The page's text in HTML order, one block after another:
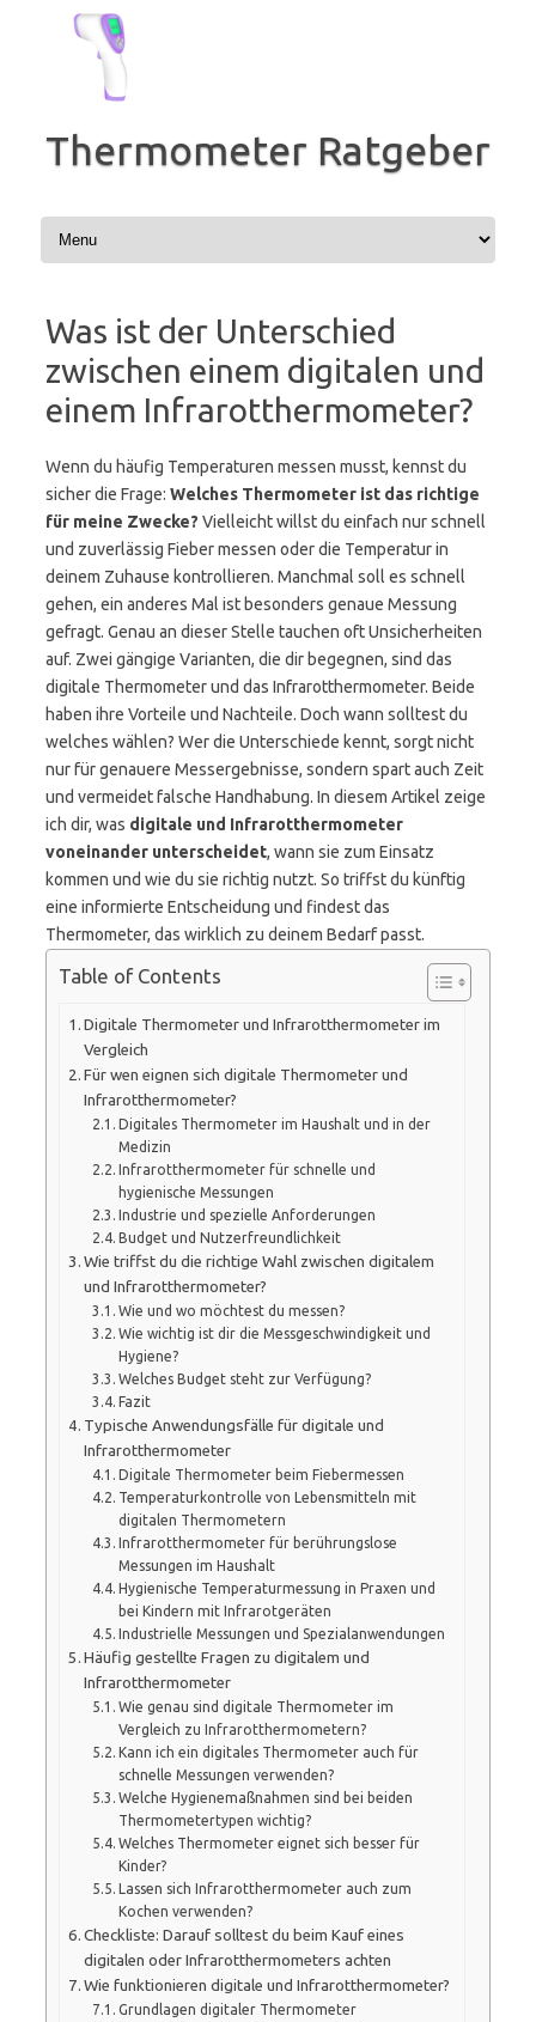
springen
Thermometer Ratgeber
Was ist der Unterschied
zwischen einem digitalen und
einem Infrarotthermometer?
Wenn du häufig Temperaturen messen musst, kennst du
sicher die Frage: Welches Thermometer ist das richtige
für meine Zwecke? Vielleicht willst du einfach nur schnell
und zuverlässig Fieber messen oder die Temperatur in
deinem Zuhause kontrollieren. Manchmal soll es schnell
gehen, ein anderes Mal ist besonders genaue Messung
gefragt. Genau an dieser Stelle tauchen oft Unsicherheiten
auf. Zwei gängige Varianten, die dir begegnen, sind das
digitale Thermometer und das Infrarotthermometer. Beide
haben ihre Vorteile und Nachteile. Doch wann solltest du
welches wählen? Wer die Unterschiede kennt, sorgt nicht
nur für genauere Messergebnisse, sondern spart auch Zeit
und vermeidet falsche Handhabung. In diesem Artikel zeige
ich dir, was digitale und Infrarotthermometer
voneinander unterscheidet, wann sie zum Einsatz
kommen und wie du sie richtig nutzt. So triffst du künftig
eine informierte Entscheidung und findest das
Thermometer, das wirklich zu deinem Bedarf passt.
Table of Contents
Digitale Thermometer und Infrarotthermometer im
Vergleich
Für wen eignen sich digitale Thermometer und
Infrarotthermometer?
Digitales Thermometer im Haushalt und in der
Medizin
Infrarotthermometer für schnelle und
hygienische Messungen
Industrie und spezielle Anforderungen
Budget und Nutzerfreundlichkeit
Wie triffst du die richtige Wahl zwischen digitalem
und Infrarotthermometer?
Wie und wo möchtest du messen?
Wie wichtig ist dir die Messgeschwindigkeit und
Hygiene?
Welches Budget steht zur Verfügung?
Fazit
Typische Anwendungsfälle für digitale und
Infrarotthermometer
Digitale Thermometer beim Fiebermessen
Temperaturkontrolle von Lebensmitteln mit
digitalen Thermometern
Infrarotthermometer für berührungslose
Messungen im Haushalt
Hygienische Temperaturmessung in Praxen und
bei Kindern mit Infrarotgeräten
Industrielle Messungen und Spezialanwendungen
Häufig gestellte Fragen zu digitalem und
Infrarotthermometer
Wie genau sind digitale Thermometer im
Vergleich zu Infrarotthermometern?
Kann ich ein digitales Thermometer auch für
schnelle Messungen verwenden?
Welche Hygienemaßnahmen sind bei beiden
Thermometertypen wichtig?
Welches Thermometer eignet sich besser für
Kinder?
Lassen sich Infrarotthermometer auch zum
Kochen verwenden?
Checkliste: Darauf solltest du beim Kauf eines
digitalen oder Infrarotthermometers achten
Wie funktionieren digitale und Infrarotthermometer?
Grundlagen digitaler Thermometer